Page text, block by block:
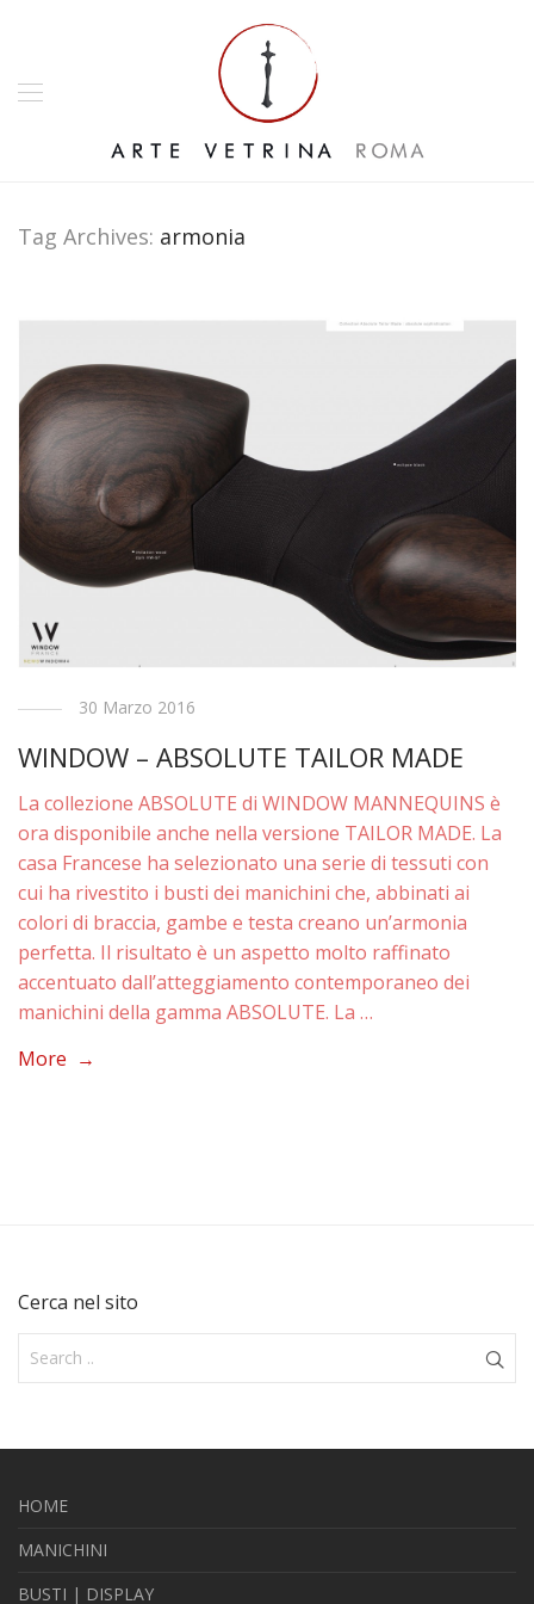
Tag Archives: armonia
30 Marzo 2016
WINDOW – ABSOLUTE TAILOR MADE
La collezione ABSOLUTE di WINDOW MANNEQUINS è
ora disponibile anche nella versione TAILOR MADE. La
casa Francese ha selezionato una serie di tessuti con
cui ha rivestito i busti dei manichini che, abbinati ai
colori di braccia, gambe e testa creano un’armonia
perfetta. Il risultato è un aspetto molto raffinato
accentuato dall’atteggiamento contemporaneo dei
manichini della gamma ABSOLUTE. La …
More →
Cerca nel sito
HOME
MANICHINI
BUSTI | DISPLAY